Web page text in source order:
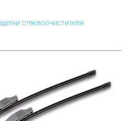
щетки стеклоочистителя